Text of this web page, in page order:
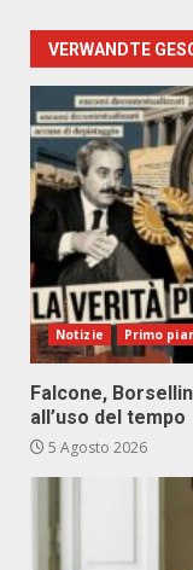
VERWANDTE
Notizie Primo
Falcone,
all’uso del tempo
5 Agosto 2026